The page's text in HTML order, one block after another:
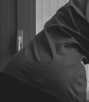
【症例紹介】活動量の多い
バネ指の痛み